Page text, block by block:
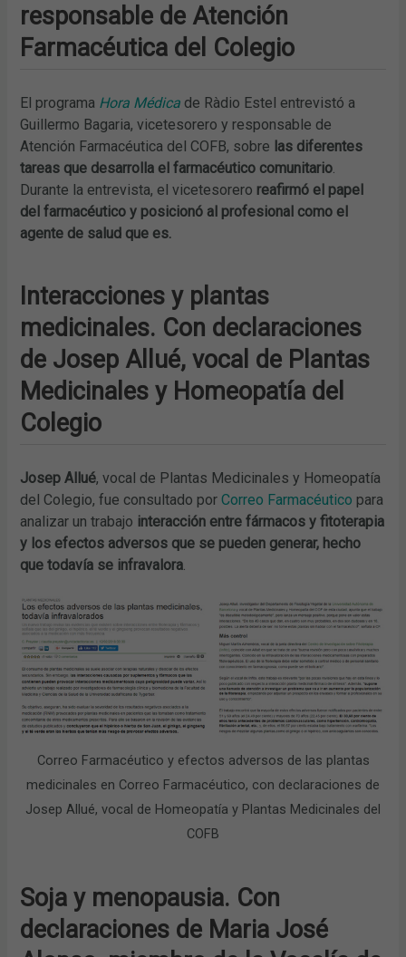
responsable de Atención
Farmacéutica del Colegio
El programa Hora Médica de Ràdio Estel entrevistó a
Guillermo Bagaria, vicetesorero y responsable de
Atención Farmacéutica del COFB, sobre las diferentes
tareas que desarrolla el farmacéutico comunitario
Durante la entrevista, el vicetesorero reafirmó el papel
del farmacéutico y posicionó al profesional como el
agente de salud que es.
Interacciones y plantas
medicinales. Con declaraciones
de Josep Allué, vocal de Plantas
Medicinales y Homeopatía del
Colegio
Josep Allué, vocal de Plantas Medicinales y Homeopatía
del Colegio, fue consultado porCorreo Farmacéutico para
analizar un trabajo interacción entre fármacos y fitoterapia
y los efectos adversos que se pueden generar, hecho
que todavía se infravalora
Correo Farmacéutico y efectos adversos de las plantas
medicinales en Correo Farmacéutico, con declaraciones de
Josep Allué, vocal de Homeopatía y Plantas Medicinales del
COFB
Soja y menopausia. Con
declaraciones de Maria José